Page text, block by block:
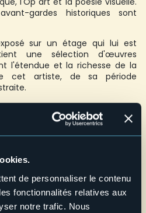
de personnaliser le contenu
fonctionnalités relatives aux
notre trafic. Nous
gardes historiques sont
sur un étage qui lui est
une sélection d'œuvres
l'étendue et la richesse de la
cet artiste, de sa période
selon le calendrier publié sur le
handicapées en raison de la
jusqu'à 3 classes à la fois, en
minutes.
Distretto Turistico dei Laghi -